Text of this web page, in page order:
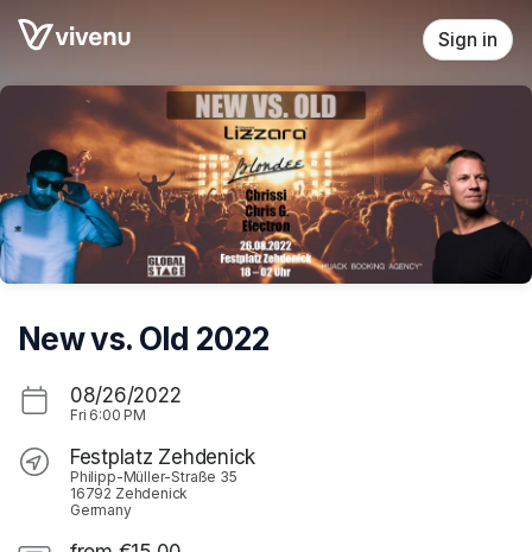
Skip header
Sign in
New vs. Old 2022
08/26/2022
Fri 6:00 PM
Festplatz Zehdenick
Philipp-Müller-Straße 35
16792 Zehdenick
Germany